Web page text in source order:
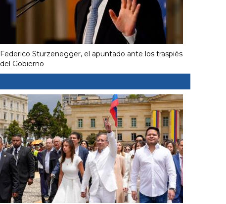
Federico Sturzenegger, el apuntado ante los traspiés
del Gobierno